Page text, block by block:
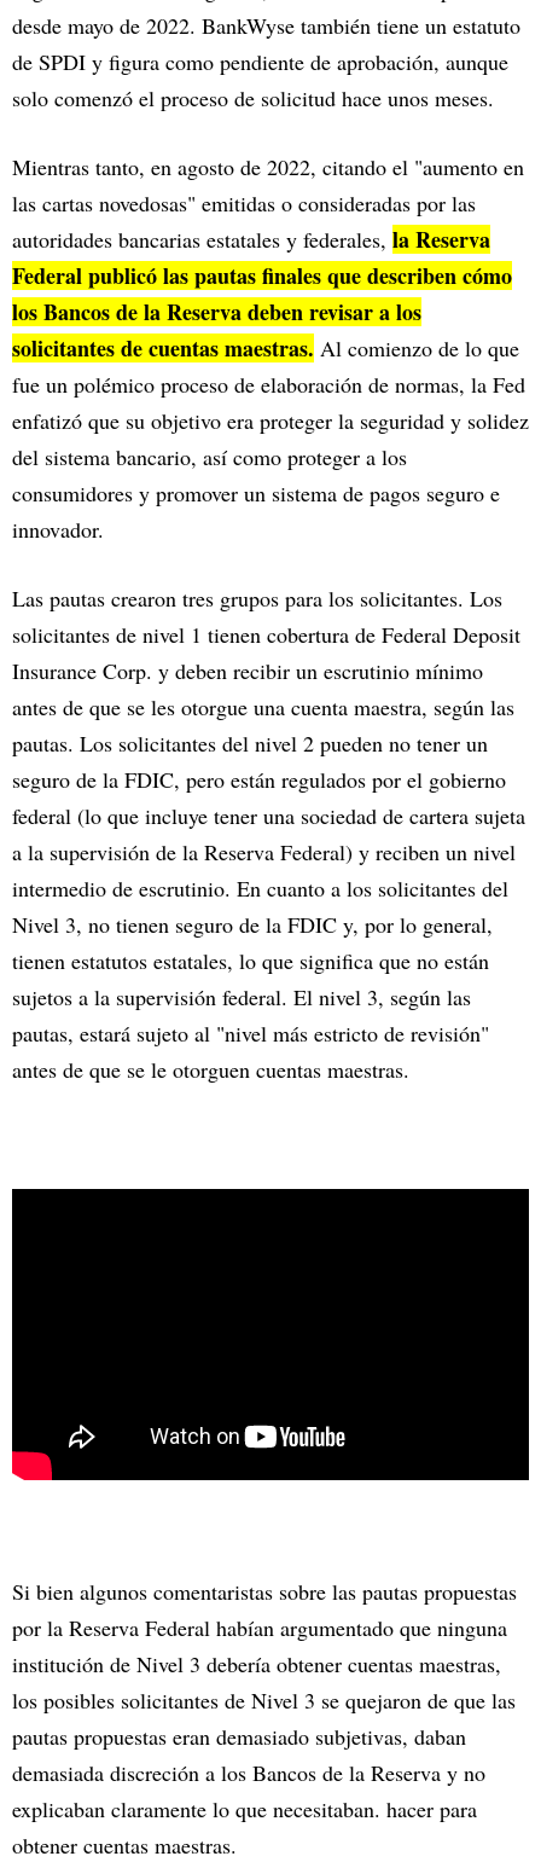
desde mayo de 2022. BankWyse también tiene un estatuto
de SPDI y figura como pendiente de aprobación, aunque
solo comenzó el proceso de solicitud hace unos meses.
Mientras tanto, en agosto de 2022, citando el "aumento en
las cartas novedosas" emitidas o consideradas por las
autoridades bancarias estatales y federales, la Reserva
Federal publicó las pautas finales que describen cómo
los Bancos de la Reserva deben revisar a los
solicitantes de cuentas maestras. Al comienzo de lo que
fue un polémico proceso de elaboración de normas, la Fed
enfatizó que su objetivo era proteger la seguridad y solidez
del sistema bancario, así como proteger a los
consumidores y promover un sistema de pagos seguro e
innovador.
Las pautas crearon tres grupos para los solicitantes. Los
solicitantes de nivel 1 tienen cobertura de Federal Deposit
Insurance Corp. y deben recibir un escrutinio mínimo
antes de que se les otorgue una cuenta maestra, según las
pautas. Los solicitantes del nivel 2 pueden no tener un
seguro de la FDIC, pero están regulados por el gobierno
federal (lo que incluye tener una sociedad de cartera sujeta
a la supervisión de la Reserva Federal) y reciben un nivel
intermedio de escrutinio. En cuanto a los solicitantes del
Nivel 3, no tienen seguro de la FDIC y, por lo general,
tienen estatutos estatales, lo que significa que no están
sujetos a la supervisión federal. El nivel 3, según las
pautas, estará sujeto al "nivel más estricto de revisión"
antes de que se le otorguen cuentas maestras.
Si bien algunos comentaristas sobre las pautas propuestas
por la Reserva Federal habían argumentado que ninguna
institución de Nivel 3 debería obtener cuentas maestras,
los posibles solicitantes de Nivel 3 se quejaron de que las
pautas propuestas eran demasiado subjetivas, daban
demasiada discreción a los Bancos de la Reserva y no
explicaban claramente lo que necesitaban. hacer para
obtener cuentas maestras.